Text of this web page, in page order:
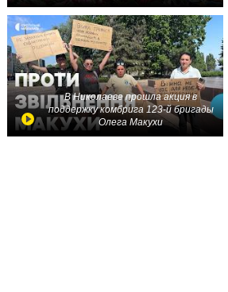
В Николаеве прошла акция в
поддержку комбрига 123-й бригады
Олега Макухи